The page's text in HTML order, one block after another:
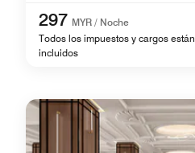
297 MYR / Noche
Todos los impuestos y cargos están
incluidos